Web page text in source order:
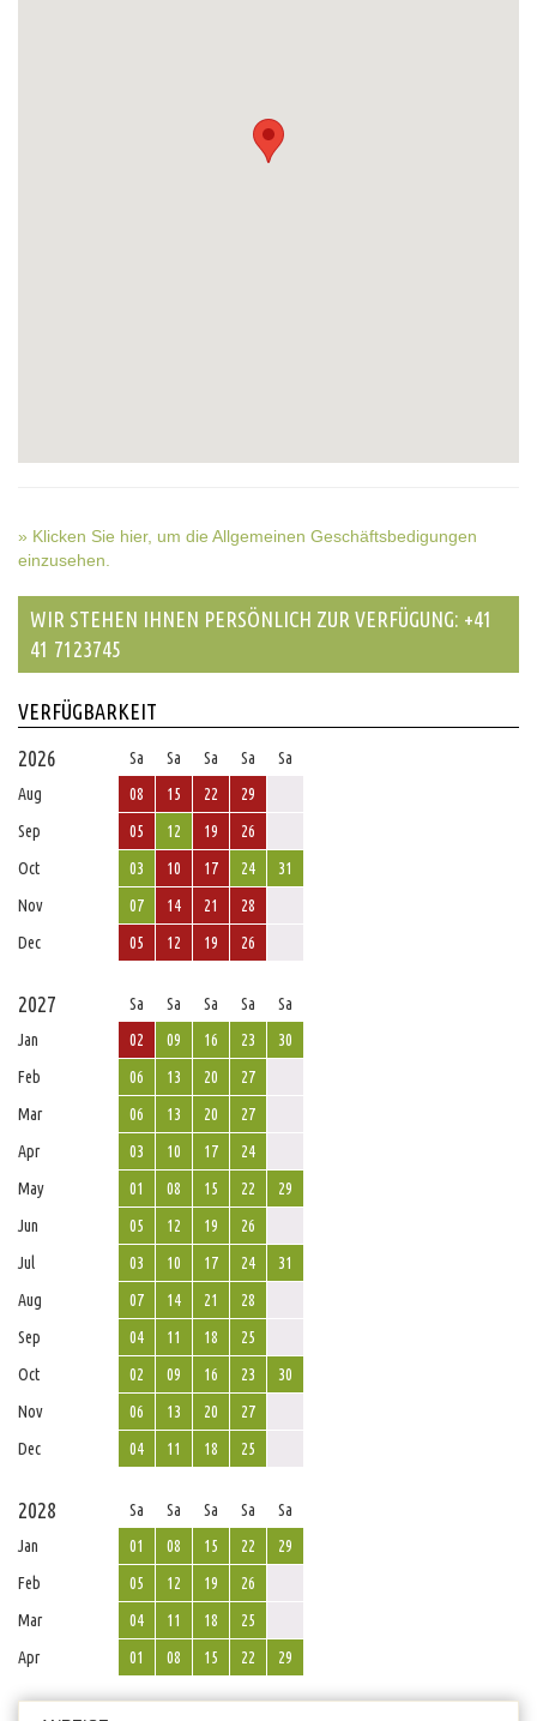
» Klicken Sie hier, um die Allgemeinen Geschäftsbedigungen
einzusehen.
WIR STEHEN IHNEN PERSÖNLICH ZUR VERFÜGUNG: +41
41 7123745
VERFÜGBARKEIT
2026
Sa Sa Sa Sa
Sa
Aug
08 15 22
29
Sep
05 12 19
26
Oct
03 10 17 24
31
Nov
07 14 21
28
Dec
05 12 19 26
2027 Sa Sa Sa Sa
Sa
Jan
02 09 16 23
30
Feb
06 13 20
27
Mar
06 13 20
27
Apr
03 10 17
24
May
01 08 15 22
29
Jun
05 12 19
26
Jul
03 10 17 24
31
Aug
07 14 21
28
Sep
04 11 18
25
Oct
02 09 16 23
30
Nov
06 13 20
27
Dec
04 11 18 25
2028 Sa Sa Sa Sa
Sa
Jan
01 08 15 22
29
Feb
05 12 19
26
Mar
04 11 18
25
Apr
01 08 15 22 29